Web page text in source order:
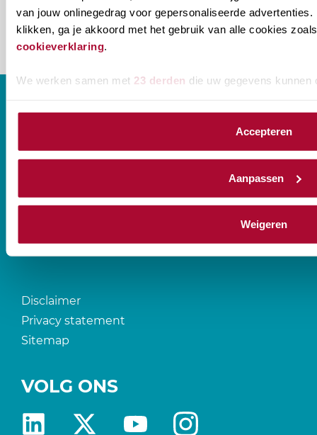
van jouw onlinegedrag voor gepersonaliseerde advertenties.
klikken, ga je akkoord met het gebruik van alle cookies
cookieverklaring
We werken samen met 23 derden die uw gegevens kunnen
Accepteren
Aanpassen
Weigeren
CONTACT
Prinses Beatrixlaan 544
T088-0107777
Disclaimer
Privacy statement
Sitemap
VOLG ONS